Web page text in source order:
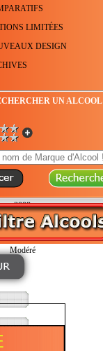
LIMITÉES
DESIGN
UN ALCOOL
Russie
Transparent
2008
Modéré